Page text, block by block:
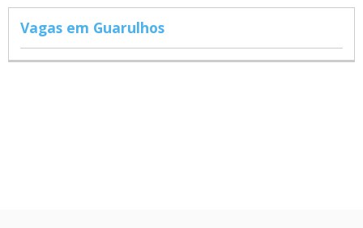
Vagas em Guarulhos